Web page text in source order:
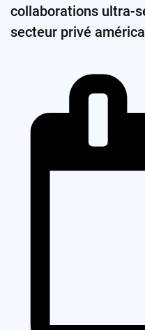
collaborations ultra-
secteur privé